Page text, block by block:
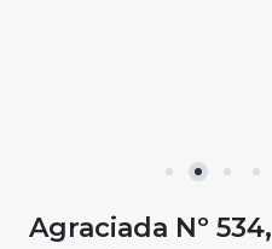
Agraciada Nº